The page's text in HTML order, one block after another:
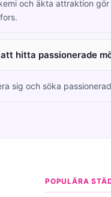
och äkta attraktion
hitta passionerade
sig och söka
POPULÄRA